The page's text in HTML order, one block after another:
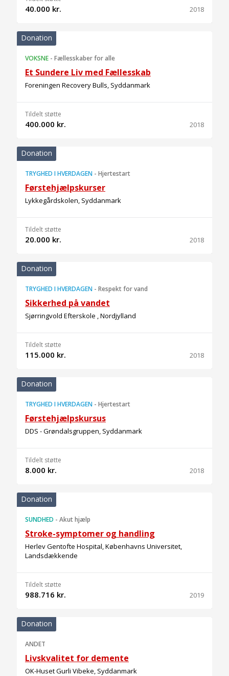
40.000 kr. 2018
Donation
VOKSNE - Fællesskaber for alle
Et Sundere Liv med Fællesskab
Foreningen Recovery Bulls, Syddanmark
Tildelt støtte
400.000 kr. 2018
Donation
TRYGHED I HVERDAGEN - Hjertestart
Førstehjælpskurser
Lykkegårdskolen, Syddanmark
Tildelt støtte
20.000 kr. 2018
Donation
TRYGHED I HVERDAGEN - Respekt for vand
Sikkerhed på vandet
Sjørringvold Efterskole , Nordjylland
Tildelt støtte
115.000 kr. 2018
Donation
TRYGHED I HVERDAGEN - Hjertestart
Førstehjælpskursus
DDS - Grøndalsgruppen, Syddanmark
Tildelt støtte
8.000 kr. 2018
Donation
SUNDHED - Akut hjælp
Stroke-symptomer og handling
Herlev Gentofte Hospital, Københavns Universitet,
Landsdækkende
Tildelt støtte
988.716 kr. 2019
Donation
ANDET
Livskvalitet for demente
OK-Huset Gurli Vibeke, Syddanmark